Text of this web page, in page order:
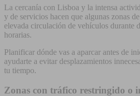
La cercanía con Lisboa y la intensa
y de servicios hacen que algunas zonas
elevada circulación de vehículos durante
horarias.
Planificar dónde vas a aparcar antes de
ayudarte a evitar desplazamientos
tu tiempo.
Zonas con tráfico restringido o